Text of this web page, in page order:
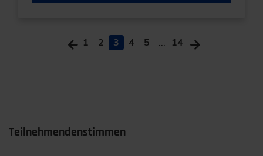
1 2 3 4 5 ... 14
Teilnehmendenstimmen